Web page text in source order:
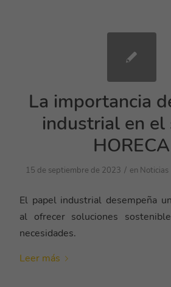
La importancia
industrial en el
HORECA
15 de septiembre de 2023 / en Noticias
El papel industrial desempeña
al ofrecer soluciones
necesidades.
Leer más